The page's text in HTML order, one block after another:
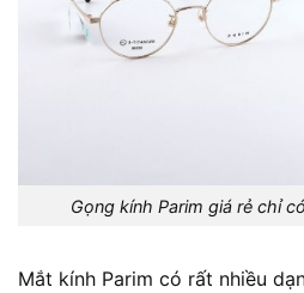
Gọng kính Parim giá rẻ chỉ
Mắt kính Parim có rất nhiều